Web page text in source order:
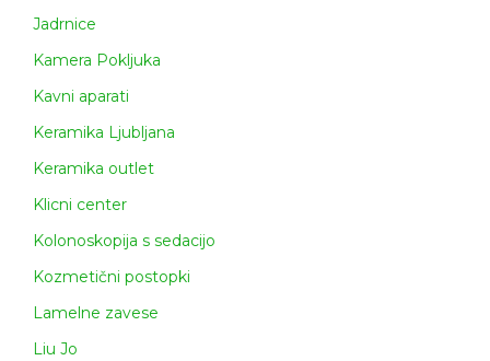
Jadrnice
Kamera Pokljuka
Kavni aparati
Keramika Ljubljana
Keramika outlet
Klicni center
Kolonoskopija s sedacijo
Kozmetični postopki
Lamelne zavese
Liu Jo